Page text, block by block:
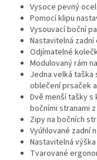
Vysoce pevný
Pomocí klipu
Vysouvací boční
Nastavitelná
Odjímatelné
Modulovaný rám
Jedna velká
oblečení prsaček
Dvě menší tašky s
bočními stranami
Zipy na bočních
Vyúhlované zadní
Nastavitelná
Tvarované